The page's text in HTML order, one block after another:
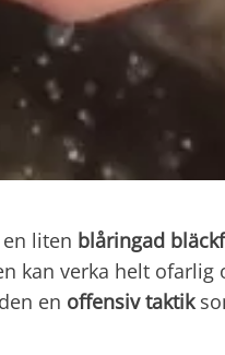
liten blåringad
kan verka helt ofarlig
en offensiv taktik